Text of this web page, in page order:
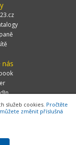
nás
00 Praha 10, tel.:
Cookies
služeb cookies. Pročtěte
změnit příslušná